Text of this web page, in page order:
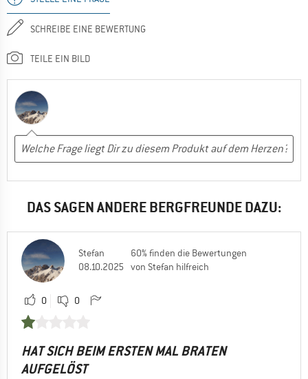
SCHREIBE EINE BEWERTUNG
TEILE EIN BILD
DAS SAGEN ANDERE BERGFREUNDE DAZU:
Stefan
08.10.2025
60% finden die Bewertungen
von Stefan hilfreich
0 0
HAT SICH BEIM ERSTEN MAL BRATEN
AUFGELÖST